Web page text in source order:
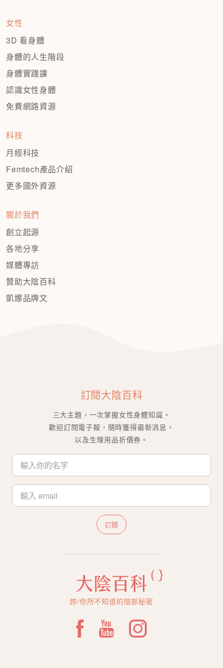
女性
3D 看身體
身體的人生階段
身體實踐課
認識女性身體
免費網路資源
科技
月經科技
Femtech產品介紹
更多國外資源
關於我們
創立起源
各地分享
媒體專訪
贊助大陰百科
凱娜品牌文
訂閱大陰百科
三大主題，一次掌握女性身體知識。
歡迎訂閱電子報，隨時獲得最新消息，
以及生理用品折價券。
訂閱
妳/你所不知道的陰部秘密